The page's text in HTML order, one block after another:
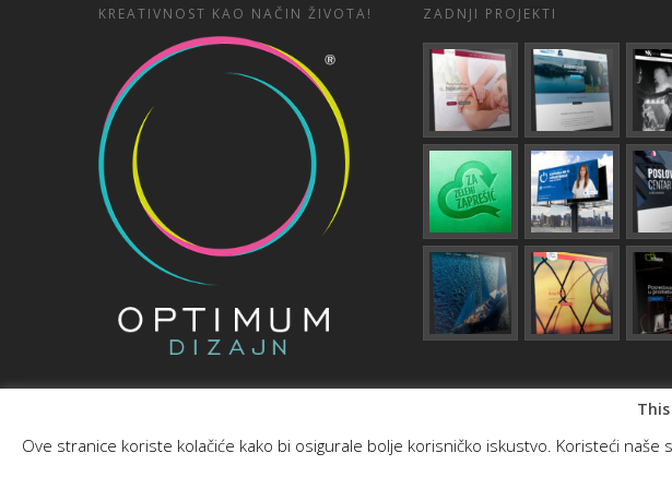
KREATIVNOST KAO NAČIN ŽIVOTA! ZADNJI PROJEKTI
Ove stranice koriste kolačiće kako bi osigurale bolje korisničko iskustvo. Koristeći